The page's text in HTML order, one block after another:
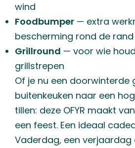
wind
Foodbumper — extra
bescherming rond de rand
Grillround — voor wie
grillstrepen
Of je nu een doorwinterde
buitenkeuken naar een
tillen: deze OFYR maakt
een feest. Een ideaal
Vaderdag, een